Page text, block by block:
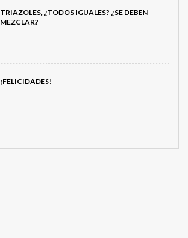
TRIAZOLES, ¿TODOS IGUALES? ¿SE DEBEN
MEZCLAR?
¡FELICIDADES!